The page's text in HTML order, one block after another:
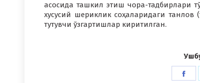
асосида ташкил этиш чора-тадбирлари
хусусий шериклик соҳаларидаги
тутувчи ўзгартишлар киритилган.